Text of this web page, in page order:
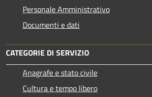
Personale Amministrativo
Documenti e dati
CATEGORIE DI SERVIZIO
Anagrafe e stato civile
Cultura e tempo libero